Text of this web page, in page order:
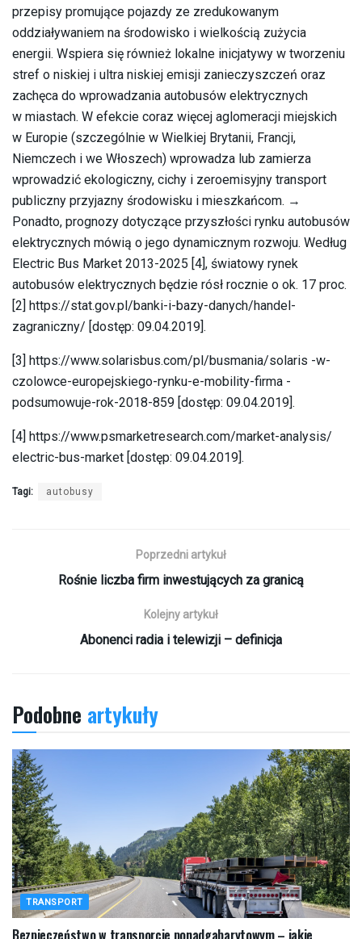
przepisy promujące pojazdy ze zredukowanym
oddziaływaniem na środowisko i wielkością zużycia
energii. Wspiera się również lokalne inicjatywy w tworzeniu
stref o niskiej i ultra niskiej emisji zanieczyszczeń oraz
zachęca do wprowadzania autobusów elektrycznych
w miastach. W efekcie coraz więcej aglomeracji miejskich
w Europie (szczególnie w Wielkiej Brytanii, Francji,
Niemczech i we Włoszech) wprowadza lub zamierza
wprowadzić ekologiczny, cichy i zeroemisyjny transport
publiczny przyjazny środowisku i mieszkańcom. →
Ponadto, prognozy dotyczące przyszłości rynku autobusów
elektrycznych mówią o jego dynamicznym rozwoju. Według
Electric Bus Market 2013-2025 [4], światowy rynek
autobusów elektrycznych będzie rósł rocznie o ok. 17 proc.
[2] https://stat.gov.pl/banki-i-bazy-danych/handel-
zagraniczny/ [dostęp: 09.04.2019].
[3] https://www.solarisbus.com/pl/busmania/solaris -w-
czolowce-europejskiego-rynku-e-mobility-firma -
podsumowuje-rok-2018-859 [dostęp: 09.04.2019].
[4] https://www.psmarketresearch.com/market-analysis/
electric-bus-market [dostęp: 09.04.2019].
Tagi: autobusy
Poprzedni artykuł
Rośnie liczba firm inwestujących za granicą
Kolejny artykuł
Abonenci radia i telewizji – definicja
Podobne artykuły
TRANSPORT